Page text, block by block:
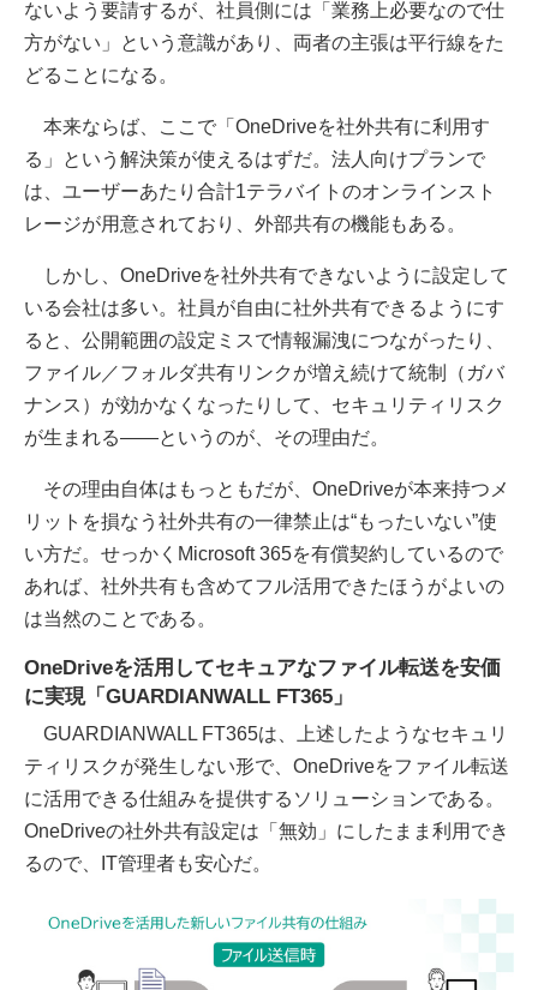
ないよう要請するが、社員側には「業務上必要なので仕
方がない」という意識があり、両者の主張は平行線をた
どることになる。
本来ならば、ここで「OneDriveを社外共有に利用す
る」という解決策が使えるはずだ。法人向けプランで
は、ユーザーあたり合計1テラバイトのオンラインスト
レージが用意されており、外部共有の機能もある。
しかし、OneDriveを社外共有できないように設定して
いる会社は多い。社員が自由に社外共有できるようにす
ると、公開範囲の設定ミスで情報漏洩につながったり、
ファイル／フォルダ共有リンクが増え続けて統制（ガバ
ナンス）が効かなくなったりして、セキュリティリスク
が生まれる――というのが、その理由だ。
その理由自体はもっともだが、OneDriveが本来持つメ
リットを損なう社外共有の一律禁止は“もったいない”使
い方だ。せっかくMicrosoft 365を有償契約しているので
あれば、社外共有も含めてフル活用できたほうがよいの
は当然のことである。
OneDriveを活用してセキュアなファイル転送を安価
に実現「GUARDIANWALL FT365」
GUARDIANWALL FT365は、上述したようなセキュリ
ティリスクが発生しない形で、OneDriveをファイル転送
に活用できる仕組みを提供するソリューションである。
OneDriveの社外共有設定は「無効」にしたまま利用でき
るので、IT管理者も安心だ。